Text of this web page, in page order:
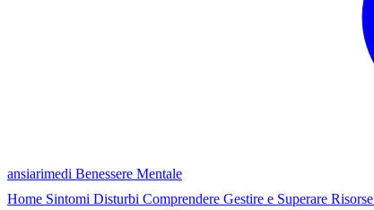
ansiarimedi Benessere Mentale
Home Sintomi Disturbi Comprendere Gestire e Superare Risorse